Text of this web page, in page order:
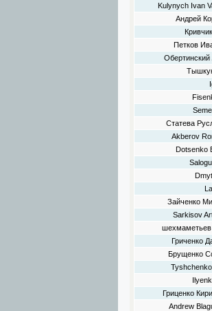
Kulynych Ivan
Андрей
Петков
Обертинский
Статева
Akberov
Dotsenko
Зайченко
Sarkisov
шехмаметьев
Гриченко
Брущенко
Гриценко
Andrew